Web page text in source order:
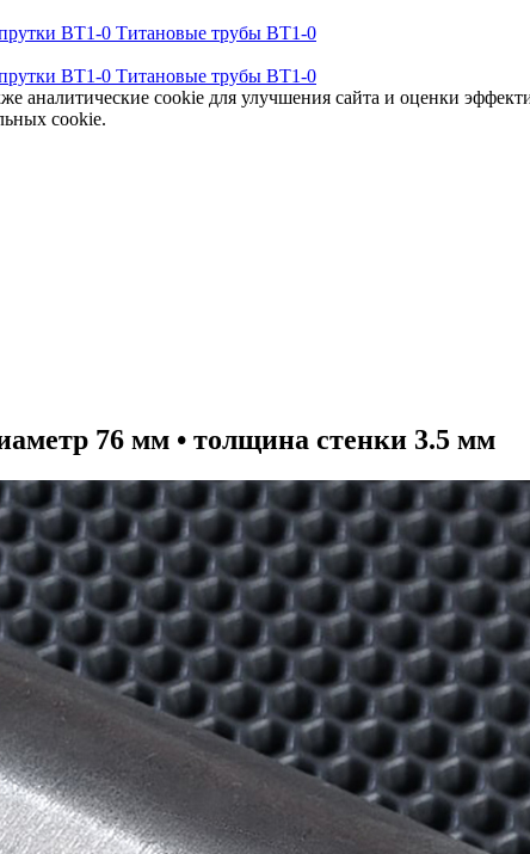
ВТ1-0 Титановые трубы ВТ1-0
ВТ1-0 Титановые трубы ВТ1-0
аналитические cookie для улучшения сайта и оценки
cookie.
76 мм • толщина стенки 3.5 мм